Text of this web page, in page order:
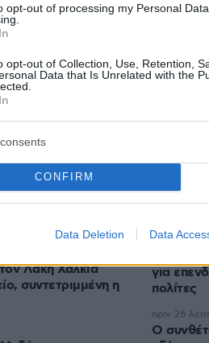
opt-out of processing my Personal
opt-out of Collection, Use, Retention,
Data that Is Unrelated with the
CONFIRM
Data Deletion Data
protothema.gr στο Google News
Ειδήσειςαπό την
στοProtothema.gr
Λάκη Χαλκιά
συντετριμμένη η
Τι
για
πολίτες
Ο
πριν 26